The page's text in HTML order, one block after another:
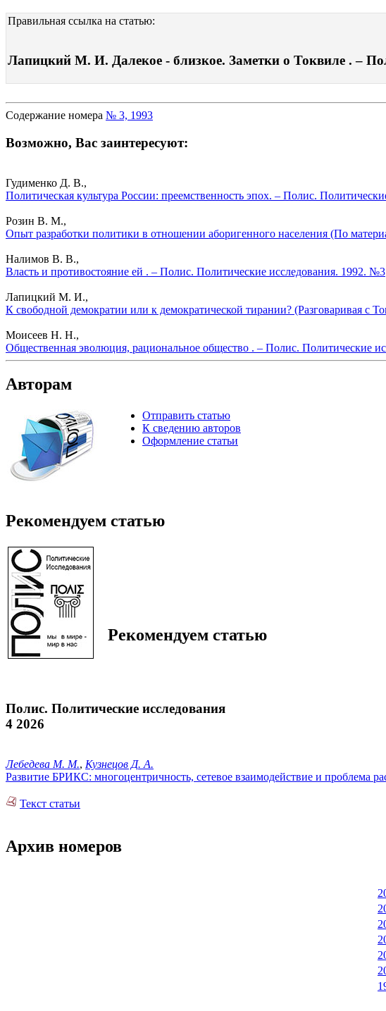
Правильная ссылка на статью:
Лапицкий М. И. Далекое - близкое. Заметки о Токвиле . –
Содержание номера № 3, 1993
Возможно, Вас заинтересуют:
Гудименко Д. В.,
Политическая культура России: преемственность эпох. – Полис.
Розин В. М.,
Опыт разработки политики в отношении аборигенного населения (По
Налимов В. В.,
Власть и противостояние ей . – Полис. Политические исследования. 1992. №3
Лапицкий М. И.,
К свободной демократии или к демократической тирании? (Разговаривая с
Моисеев Н. Н.,
Общественная эволюция, рациональное общество . – Полис. Политические
Авторам
Отправить статью
К сведению авторов
Оформление статьи
Рекомендуем статью
Рекомендуем статью
Полис. Политические исследования
4 2026
Лебедева М. М., Кузнецов Д. А.
Развитие БРИКС: многоцентричность, сетевое взаимодействие и проблема
Текст статьи
Архив номеров